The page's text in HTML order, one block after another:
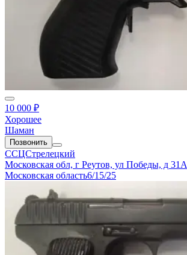
10 000 ₽
Хорошее
Шаман
Позвонить
ССЦСтрелецкий
Московская обл, г Реутов, ул Победы, д 31А
Московская область6/15/25